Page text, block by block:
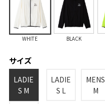
WHITE BLACK
サイズ
LADIE
S M
LADIE
S L
MENS
M